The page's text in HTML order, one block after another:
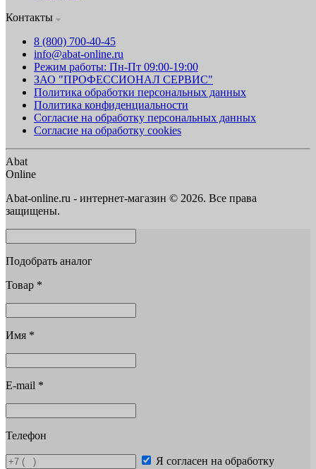
Контакты
8 (800) 700-40-45
info@abat-online.ru
Режим работы: Пн-Пт 09:00-19:00
ЗАО "ПРОФЕССИОНАЛ СЕРВИС"
Политика обработки персональных данных
Политика конфиденциальности
Согласие на обработку персональных данных
Согласие на обработку cookies
Abat
Online
Abat-online.ru - интернет-магазин © 2026. Все права
защищены.
Подобрать аналог
Товар *
Имя *
E-mail *
Телефон
Я согласен на обработку